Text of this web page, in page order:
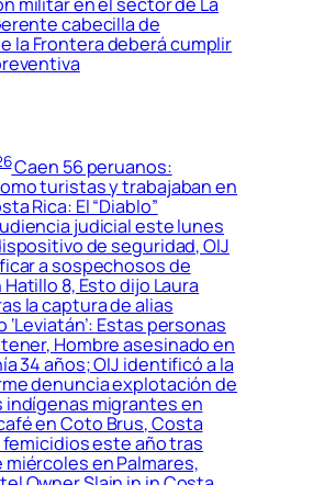
militar en el sector de La
cabecilla de
la Frontera deberá cumplir
Caen 56 peruanos:
turistas y trabajaban en
Rica: El “Diablo”
judicial este lunes
de seguridad, OIJ
a sospechosos de
8, Esto dijo Laura
la captura de alias
‘Leviatán’: Estas personas
Hombre asesinado en
34 años; OIJ identificó a la
denuncia explotación de
migrantes en
en Coto Brus, Costa
femicidios este año tras
en Palmares,